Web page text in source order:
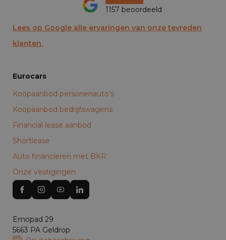
1157 beoordeeld
Lees op Google alle ervaringen van onze tevreden
klanten.
Eurocars
Koopaanbod personenauto’s
Koopaanbod bedrijfswagens
Financial lease aanbod
Shortlease
Auto financieren met BKR
Onze vestigingen
Emopad 29
5663 PA Geldrop